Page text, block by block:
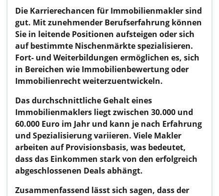
Die Karrierechancen für Immobilienmakler sind
gut. Mit zunehmender Berufserfahrung können
Sie in leitende Positionen aufsteigen oder sich
auf bestimmte Nischenmärkte spezialisieren.
Fort- und Weiterbildungen ermöglichen es, sich
in Bereichen wie Immobilienbewertung oder
Immobilienrecht weiterzuentwickeln.
Das durchschnittliche Gehalt eines
Immobilienmaklers liegt zwischen 30.000 und
60.000 Euro im Jahr und kann je nach Erfahrung
und Spezialisierung variieren. Viele Makler
arbeiten auf Provisionsbasis, was bedeutet,
dass das Einkommen stark von den erfolgreich
abgeschlossenen Deals abhängt.
Zusammenfassend lässt sich sagen, dass der